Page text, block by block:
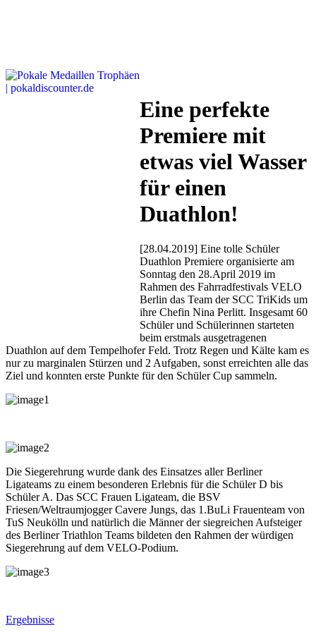
Eine perfekte
Premiere mit
etwas viel Wasser
für einen
Duathlon!
[28.04.2019] Eine tolle Schüler
Duathlon Premiere organisierte am
Sonntag den 28.April 2019 im
Rahmen des Fahrradfestivals VELO
Berlin das Team der SCC TriKids um
ihre Chefin Nina Perlitt. Insgesamt 60
Schüler und Schülerinnen starteten
beim erstmals ausgetragenen
Duathlon auf dem Tempelhofer Feld. Trotz Regen und Kälte kam es
nur zu marginalen Stürzen und 2 Aufgaben, sonst erreichten alle das
Ziel und konnten erste Punkte für den Schüler Cup sammeln.
Die Siegerehrung wurde dank des Einsatzes aller Berliner
Ligateams zu einem besonderen Erlebnis für die Schüler D bis
Schüler A. Das SCC Frauen Ligateam, die BSV
Friesen/Weltraumjogger Cavere Jungs, das 1.BuLi Frauenteam von
TuS Neukölln und natürlich die Männer der siegreichen Aufsteiger
des Berliner Triathlon Teams bildeten den Rahmen der würdigen
Siegerehrung auf dem VELO-Podium.
Ergebnisse